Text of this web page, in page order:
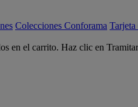
Colecciones Conforama
en el carrito. Haz clic en